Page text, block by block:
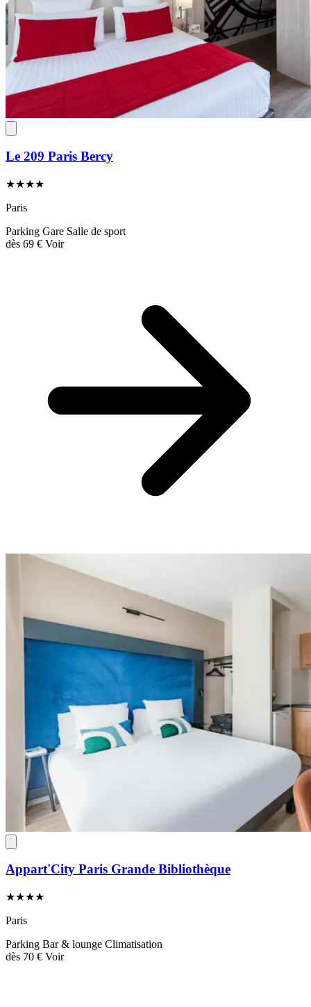
Le 209 Paris Bercy
★★★★
Paris
Parking Gare Salle de sport
dès 69 € Voir
Appart'City Paris Grande Bibliothèque
★★★★
Paris
Parking Bar & lounge Climatisation
dès 70 € Voir